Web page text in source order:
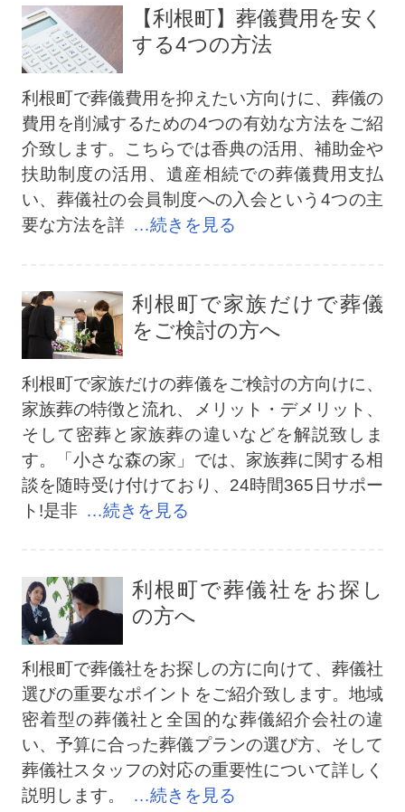
【利根町】葬儀費用を安く
する4つの方法
利根町で葬儀費用を抑えたい方向けに、葬儀の
費用を削減するための4つの有効な方法をご紹
介致します。こちらでは香典の活用、補助金や
扶助制度の活用、遺産相続での葬儀費用支払
い、葬儀社の会員制度への入会という4つの主
要な方法を詳 …続きを見る
利根町で家族だけで葬儀
をご検討の方へ
利根町で家族だけの葬儀をご検討の方向けに、
家族葬の特徴と流れ、メリット・デメリット、
そして密葬と家族葬の違いなどを解説致しま
す。「小さな森の家」では、家族葬に関する相
談を随時受け付けており、24時間365日サポー
ト!是非 …続きを見る
利根町で葬儀社をお探し
の方へ
利根町で葬儀社をお探しの方に向けて、葬儀社
選びの重要なポイントをご紹介致します。地域
密着型の葬儀社と全国的な葬儀紹介会社の違
い、予算に合った葬儀プランの選び方、そして
葬儀社スタッフの対応の重要性について詳しく
説明します。
…続きを見る